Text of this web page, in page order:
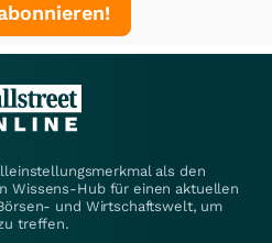
als den
Wissens-Hub für einen aktuellen
und Wirtschaftswelt, um
treffen.